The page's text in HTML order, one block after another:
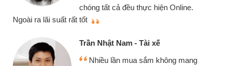
chóng tất cả đều thực hiện Online.
Ngoài ra lãi suất rất tốt
Trần Nhật Nam - Tài xế
Nhiều lần mua sắm không mang